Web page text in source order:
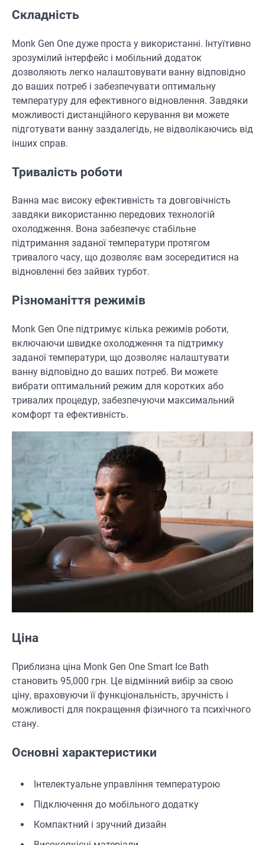
Складність
Monk Gen One дуже проста у використанні. Інтуїтивно
зрозумілий інтерфейс і мобільний додаток
дозволяють легко налаштовувати ванну відповідно
до ваших потреб і забезпечувати оптимальну
температуру для ефективного відновлення. Завдяки
можливості дистанційного керування ви можете
підготувати ванну заздалегідь, не відволікаючись від
інших справ.
Тривалість роботи
Ванна має високу ефективність та довговічність
завдяки використанню передових технологій
охолодження. Вона забезпечує стабільне
підтримання заданої температури протягом
тривалого часу, що дозволяє вам зосередитися на
відновленні без зайвих турбот.
Різноманіття режимів
Monk Gen One підтримує кілька режимів роботи,
включаючи швидке охолодження та підтримку
заданої температури, що дозволяє налаштувати
ванну відповідно до ваших потреб. Ви можете
вибрати оптимальний режим для коротких або
тривалих процедур, забезпечуючи максимальний
комфорт та ефективність.
Ціна
Приблизна ціна Monk Gen One Smart Ice Bath
становить 95,000 грн. Це відмінний вибір за свою
ціну, враховуючи її функціональність, зручність і
можливості для покращення фізичного та психічного
стану.
Основні характеристики
Інтелектуальне управління температурою
Підключення до мобільного додатку
Компактний і зручний дизайн